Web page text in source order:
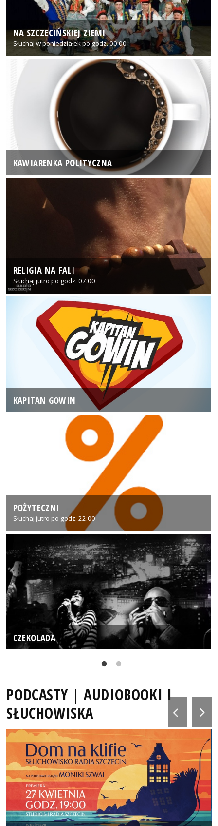
NA SZCZECIŃSKIEJ ZIEMI
Słuchaj w poniedziałek po godz. 00:00
KAWIARENKA POLITYCZNA
RELIGIA NA FALI
Słuchaj jutro po godz. 07:00
KAPITAN GOWIN
POŻYTECZNI
Słuchaj jutro po godz. 22:00
CZEKOLADA
PODCASTY | AUDIOBOOKI I
SŁUCHOWISKA